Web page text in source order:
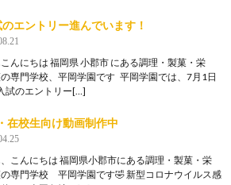
エントリー進んでいます！
んにちは 福岡県 小郡市 にある調理・製菓・栄
専門学校、平岡学園です 平岡学園では、7月1日
試のエントリー[…]
在校生向け動画制作中
こんにちは 福岡県小郡市にある調理・製菓・栄
専門学校 平岡学園です🤣 新型コロナウイルス感